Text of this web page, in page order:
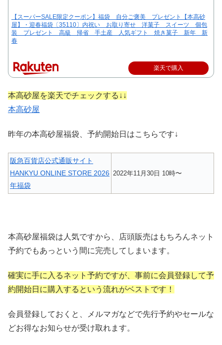
【スーパーSALE限定クーポン】福袋 自分ご褒美 プレゼント【本高砂
屋】・迎春福袋〔35110〕内祝い お取り寄せ 洋菓子 スイーツ 個包
装 プレゼント 高級 帰省 手土産 人気ギフト 焼き菓子 新年 新
春
楽天で購入
本高砂屋を楽天でチェックする↓↓
本高砂屋
昨年の本高砂屋福袋、予約開始日はこちらです↓
阪急百貨店公式通販サイト
HANKYU ONLINE STORE 2026
年福袋
2022年11月30日 10時〜
本高砂屋福袋は人気ですから、店頭販売はもちろんネット
予約でもあっという間に完売してしまいます。
確実に手に入るネット予約ですが、事前に会員登録して予
約開始日に購入するという流れがベストです！
会員登録しておくと、メルマガなどで先行予約やセールな
どお得なお知らせが受け取れます。